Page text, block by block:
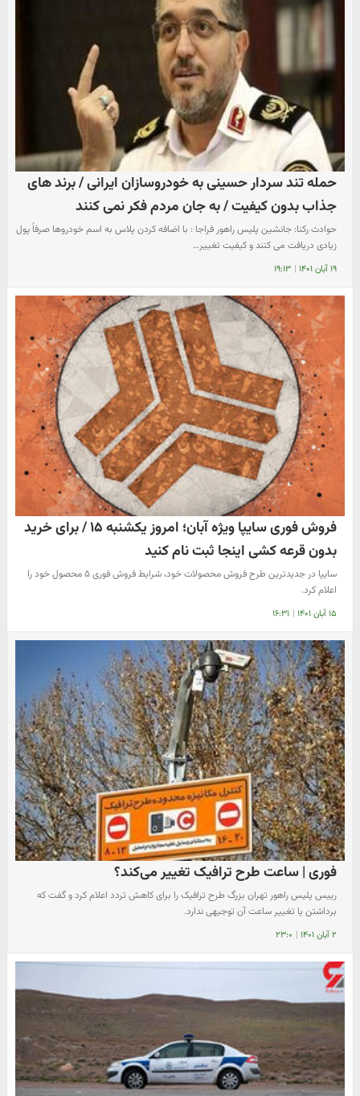
حمله تند سردار حسینی به خودروسازان ایرانی / برند های
جذاب بدون کیفیت / به جان مردم فکر نمی کنند
حوادث رکنا: جانشین پلیس راهور فراجا : با اضافه کردن پلاس به اسم خودروها صرفاً پول
زیادی دریافت می کنند و کیفیت تغییر…
۱۹ آبان ۱۴۰۱ | ۱۹:۱۳
فروش فوری سایپا ویژه آبان؛ امروز یکشنبه ۱۵ / برای خرید
بدون قرعه کشی اینجا ثبت نام کنید
سایپا در جدیدترین طرح فروش محصولات خود، شرایط فروش فوری ۵ محصول خود را
اعلام کرد.
۱۵ آبان ۱۴۰۱ | ۱۶:۳۱
فوری | ساعت طرح ترافیک تغییر می‌کند؟
رییس پلیس راهور تهران بزرگ طرح ترافیک را برای کاهش تردد اعلام کرد و گفت که
برداشتن یا تغییر ساعت آن توجیهی ندارد.
۲ آبان ۱۴۰۱ | ۲۳:۰